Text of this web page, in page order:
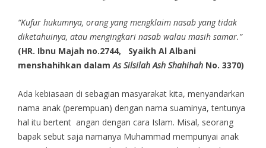
“Kufur hukumnya, orang yang mengklaim nasab yang tidak
diketahuinya, atau mengingkari nasab walau masih samar.”
(HR. Ibnu Majah no.2744, Syaikh Al Albani
menshahihkan dalamAs Silsilah Ash ShahihahNo. 3370)
Ada kebiasaan di sebagian masyarakat kita, menyandarkan
nama anak (perempuan) dengan nama suaminya, tentunya
hal itu bertent angan dengan cara Islam. Misal, seorang
bapak sebut saja namanya Muhammad mempunyai anak